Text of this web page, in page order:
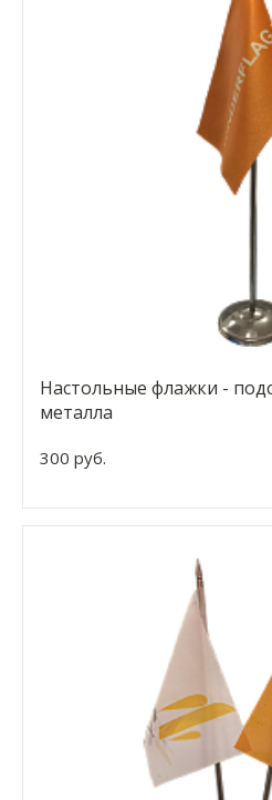
Настольные флажки -
металла
300 руб.